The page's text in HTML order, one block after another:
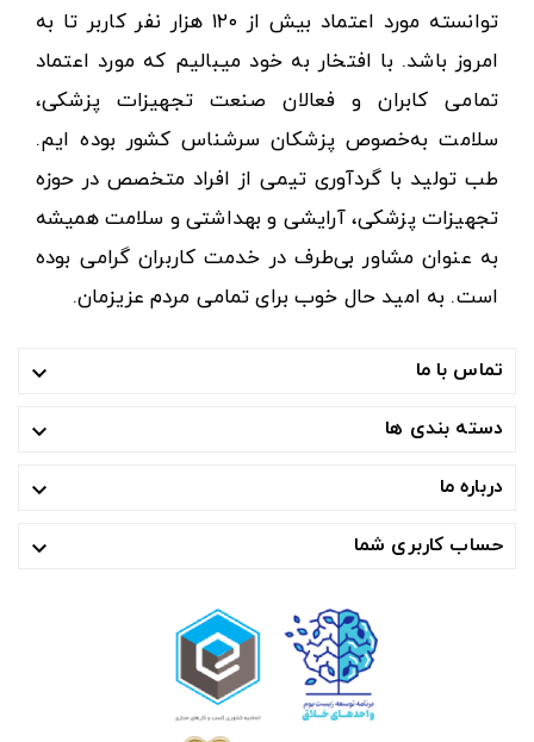
توانسته مورد اعتماد بیش از ۱۲۰ هزار نفر کاربر تا به
امروز باشد. با افتخار به خود میبالیم که مورد اعتماد
تمامی کابران و فعالان صنعت تجهیزات پزشکی،
سلامت به‌خصوص پزشکان سرشناس کشور بوده ایم.
طب تولید با گردآوری تیمی از افراد متخصص در حوزه
تجهیزات پزشکی، آرایشی و بهداشتی و سلامت همیشه
به عنوان مشاور بی‌طرف در خدمت کاربران گرامی بوده
است. به امید حال خوب برای تمامی مردم عزیزمان.
تماس با ما 
دسته بندی ها 
درباره ما 
حساب کاربری شما 